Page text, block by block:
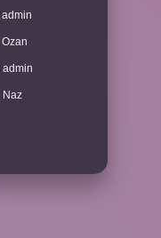
admin
Ozan
admin
Naz